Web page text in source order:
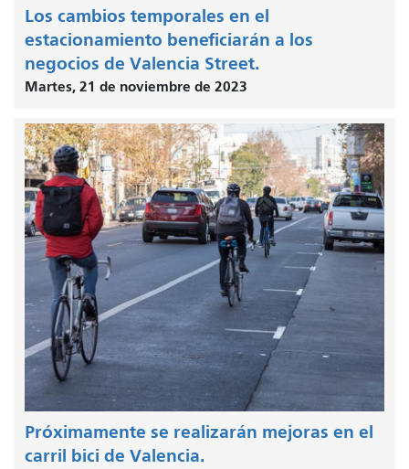
Los cambios temporales en el
estacionamiento beneficiarán a los
negocios de Valencia Street.
Martes, 21 de noviembre de 2023
Próximamente se realizarán mejoras en el
carril bici de Valencia.